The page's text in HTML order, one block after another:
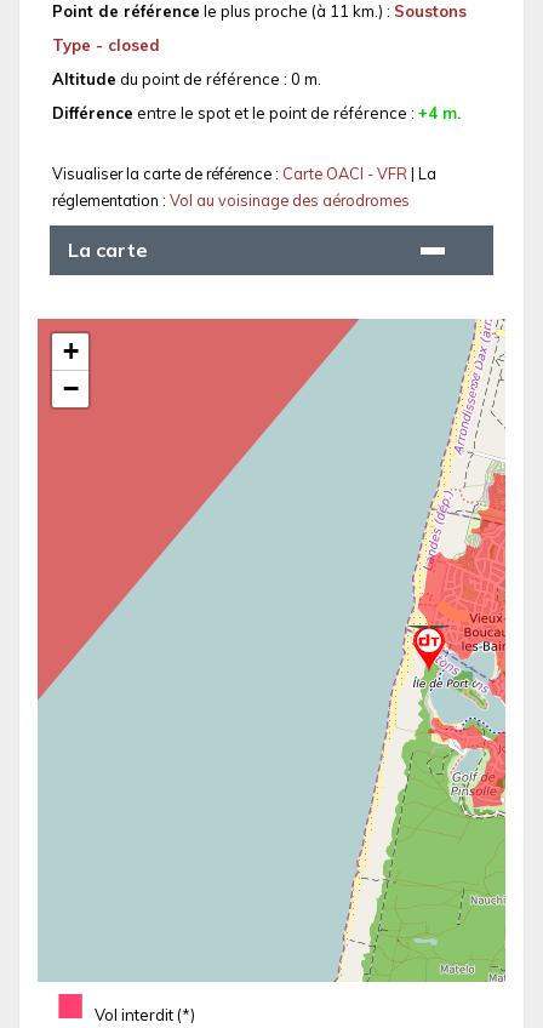
Point de référence le plus proche (à 11 km.) : Soustons
Type - closed
Altitude du point de référence : 0 m.
Différence entre le spot et le point de référence : +4 m.
Visualiser la carte de référence : Carte OACI - VFR| La
réglementation : Vol au voisinage des aérodromes
La carte
■ Vol interdit (*)